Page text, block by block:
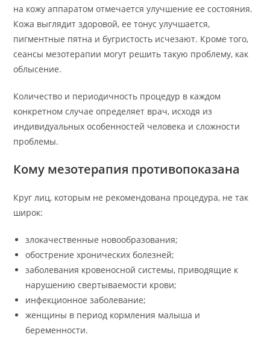
на кожу аппаратом отмечается улучшение ее состояния.
Кожа выглядит здоровой, ее тонус улучшается,
пигментные пятна и бугристость исчезают. Кроме того,
сеансы мезотерапии могут решить такую проблему, как
облысение.
Количество и периодичность процедур в каждом
конкретном случае определяет врач, исходя из
индивидуальных особенностей человека и сложности
проблемы.
Кому мезотерапия противопоказана
Круг лиц, которым не рекомендована процедура, не так
широк:
злокачественные новообразования;
обострение хронических болезней;
заболевания кровеносной системы, приводящие к
нарушению свертываемости крови;
инфекционное заболевание;
женщины в период кормления малыша и
беременности.